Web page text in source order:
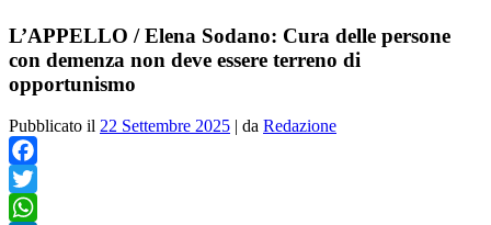
L’APPELLO / Elena Sodano: Cura delle persone
con demenza non deve essere terreno di
opportunismo
Pubblicato il 22 Settembre 2025 | da Redazione
Facebook
Twitter